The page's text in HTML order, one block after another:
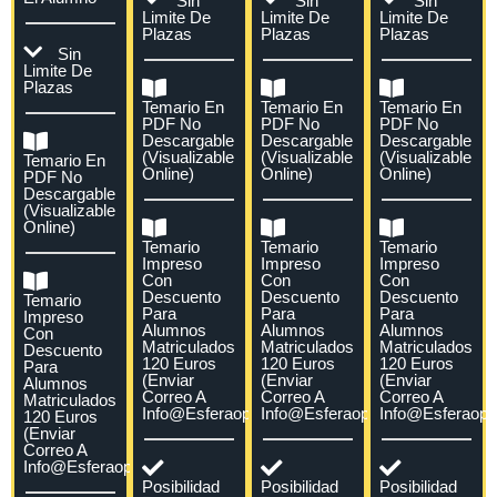
Sin
Limite De
Plazas
Temario En
PDF No
Descargable
(visualizable
Online)
Temario
Impreso
Con
Descuento
Para
Alumnos
Matriculados
120 Euros
(enviar
Correo A
Info@esferaoposiciones.com)
Limite De
Plazas
Temario En
PDF No
Descargable
(visualizable
Online)
Temario
Impreso
Con
Descuento
Para
Alumnos
Matriculados
120 Euros
(enviar
Correo A
Info@esferaoposiciones.com)
Posibilidad
Limite De
Plazas
Temario En
PDF No
Descargable
(visualizable
Online)
Temario
Impreso
Con
Descuento
Para
Alumnos
Matriculados
120 Euros
(enviar
Correo A
Info@esferaoposiciones.com)
Posibilidad
Limite De
Plazas
Temario En
PDF No
Descargable
(visualizable
Online)
Temario
Impreso
Con
Descuento
Para
Alumnos
Matriculados
120 Euros
(enviar
Correo A
Posibilidad